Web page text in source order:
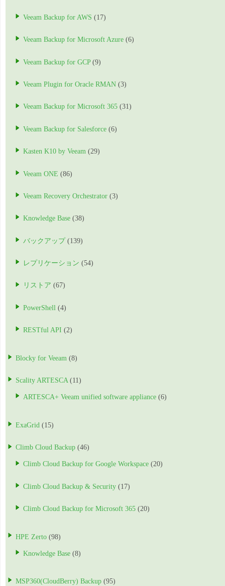
Veeam Backup for AWS (17)
Veeam Backup for Microsoft Azure (6)
Veeam Backup for GCP(9)
Veeam Plugin for Oracle RMAN (3)
Veeam Backup for Microsoft 365 (31)
Veeam Backup for Salesforce (6)
Kasten K10 by Veeam (29)
Veeam ONE (86)
Veeam Recovery Orchestrator (3)
Knowledge Base (38)
バックアップ(139)
レプリケーション (54)
リストア (67)
PowerShell (4)
RESTful API (2)
Blocky for Veeam (8)
Scality ARTESCA(11)
ARTESCA+ Veeam unified software appliance (6)
ExaGrid (15)
Climb Cloud Backup (46)
Climb Cloud Backup for Google Workspace (20)
Climb Cloud Backup & Security (17)
Climb Cloud Backup for Microsoft 365 (20)
HPE Zerto (98)
Knowledge Base (8)
MSP360(CloudBerry) Backup (95)